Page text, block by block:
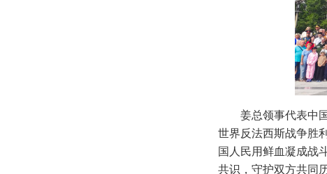
姜总领事代表中
世界反法西斯战争胜利
国人民用鲜血凝成战
共识，守护双方共同